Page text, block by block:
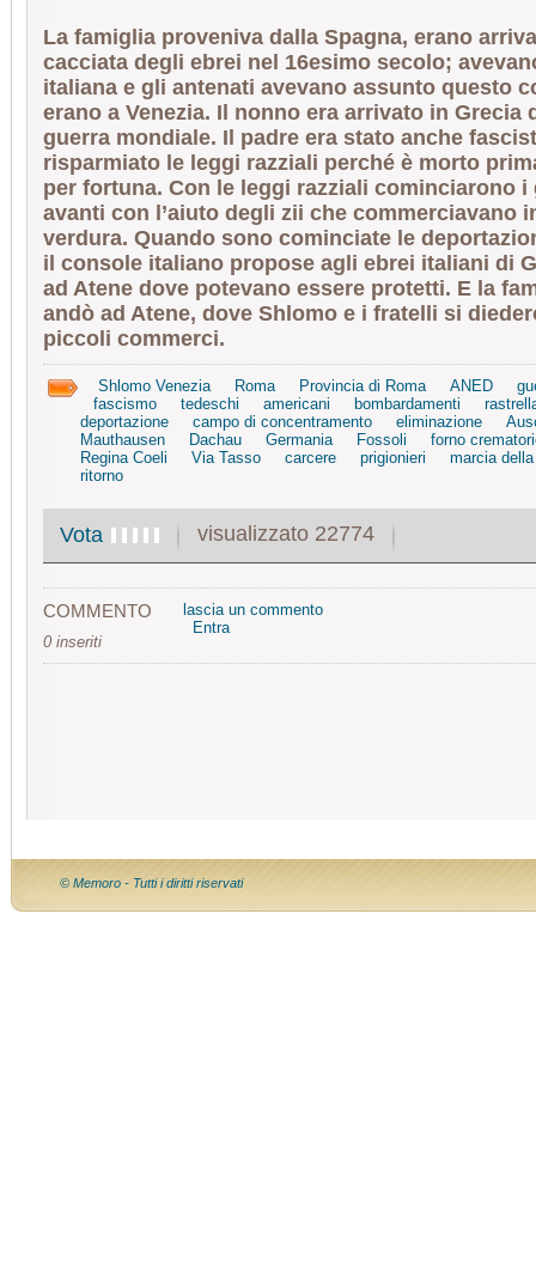
La famiglia proveniva dalla Spagna, erano
cacciata degli ebrei nel 16esimo secolo;
italiana e gli antenati avevano assunto questo
erano a Venezia. Il nonno era arrivato in Grecia
guerra mondiale. Il padre era stato anche
risparmiato le leggi razziali perché è morto
per fortuna. Con le leggi razziali cominciarono i
avanti con l’aiuto degli zii che commerciavano
verdura. Quando sono cominciate le
il console italiano propose agli ebrei italiani di
ad Atene dove potevano essere protetti. E la
andò ad Atene, dove Shlomo e i fratelli si
piccoli commerci.
Shlomo Venezia Roma Provincia di Roma ANED
fascismo
tedeschi americani bombardamenti
deportazione
campo di concentramento eliminazione
Mauthausen
Dachau Germania Fossoli
forno
Regina Coeli
Via Tasso carcere prigionieri
marcia
ritorno
Vota visualizzato 22774
COMMENTO
0 inseriti
lascia un commento
Entra
© Memoro - Tutti i diritti riservati